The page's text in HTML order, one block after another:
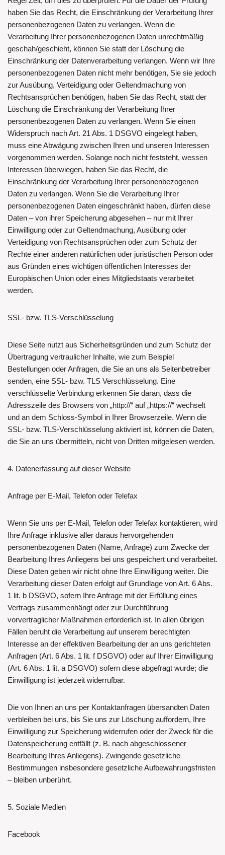
haben Sie das Recht, die Einschränkung der Verarbeitung Ihrer
personenbezogenen Daten zu verlangen. Wenn die
Verarbeitung Ihrer personenbezogenen Daten unrechtmäßig
geschah/geschieht, können Sie statt der Löschung die
Einschränkung der Datenverarbeitung verlangen. Wenn wir Ihre
personenbezogenen Daten nicht mehr benötigen, Sie sie jedoch
zur Ausübung, Verteidigung oder Geltendmachung von
Rechtsansprüchen benötigen, haben Sie das Recht, statt der
Löschung die Einschränkung der Verarbeitung Ihrer
personenbezogenen Daten zu verlangen. Wenn Sie einen
Widerspruch nach Art. 21 Abs. 1 DSGVO eingelegt haben,
muss eine Abwägung zwischen Ihren und unseren Interessen
vorgenommen werden. Solange noch nicht feststeht, wessen
Interessen überwiegen, haben Sie das Recht, die
Einschränkung der Verarbeitung Ihrer personenbezogenen
Daten zu verlangen. Wenn Sie die Verarbeitung Ihrer
personenbezogenen Daten eingeschränkt haben, dürfen diese
Daten – von ihrer Speicherung abgesehen – nur mit Ihrer
Einwilligung oder zur Geltendmachung, Ausübung oder
Verteidigung von Rechtsansprüchen oder zum Schutz der
Rechte einer anderen natürlichen oder juristischen Person oder
aus Gründen eines wichtigen öffentlichen Interesses der
Europäischen Union oder eines Mitgliedstaats verarbeitet
werden.
SSL- bzw. TLS-Verschlüsselung
Diese Seite nutzt aus Sicherheitsgründen und zum Schutz der
Übertragung vertraulicher Inhalte, wie zum Beispiel
Bestellungen oder Anfragen, die Sie an uns als Seitenbetreiber
senden, eine SSL- bzw. TLS Verschlüsselung. Eine
verschlüsselte Verbindung erkennen Sie daran, dass die
Adresszeile des Browsers von „http://“ auf „https://“ wechselt
und an dem Schloss-Symbol in Ihrer Browserzeile. Wenn die
SSL- bzw. TLS-Verschlüsselung aktiviert ist, können die Daten,
die Sie an uns übermitteln, nicht von Dritten mitgelesen werden.
4. Datenerfassung auf dieser Website
Anfrage per E-Mail, Telefon oder Telefax
Wenn Sie uns per E-Mail, Telefon oder Telefax kontaktieren, wird
Ihre Anfrage inklusive aller daraus hervorgehenden
personenbezogenen Daten (Name, Anfrage) zum Zwecke der
Bearbeitung Ihres Anliegens bei uns gespeichert und verarbeitet.
Diese Daten geben wir nicht ohne Ihre Einwilligung weiter. Die
Verarbeitung dieser Daten erfolgt auf Grundlage von Art. 6 Abs.
1 lit. b DSGVO, sofern Ihre Anfrage mit der Erfüllung eines
Vertrags zusammenhängt oder zur Durchführung
vorvertraglicher Maßnahmen erforderlich ist. In allen übrigen
Fällen beruht die Verarbeitung auf unserem berechtigten
Interesse an der effektiven Bearbeitung der an uns gerichteten
Anfragen (Art. 6 Abs. 1 lit. f DSGVO) oder auf Ihrer Einwilligung
(Art. 6 Abs. 1 lit. a DSGVO) sofern diese abgefragt wurde; die
Einwilligung ist jederzeit widerrufbar.
Die von Ihnen an uns per Kontaktanfragen übersandten Daten
verbleiben bei uns, bis Sie uns zur Löschung auffordern, Ihre
Einwilligung zur Speicherung widerrufen oder der Zweck für die
Datenspeicherung entfällt (z. B. nach abgeschlossener
Bearbeitung Ihres Anliegens). Zwingende gesetzliche
Bestimmungen insbesondere gesetzliche Aufbewahrungsfristen
– bleiben unberührt.
5. Soziale Medien
Facebook